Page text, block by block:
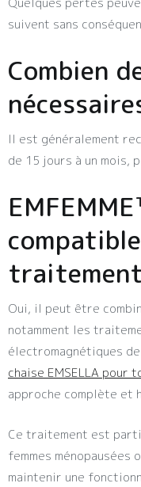
suivent sans
Combien
Il est généralement
de 15 jours à un mois,
Oui, il peut être
notamment les
électromagnétiques
chaise EMSELLA pour
approche complète et
Ce traitement est
femmes ménopausées
maintenir une